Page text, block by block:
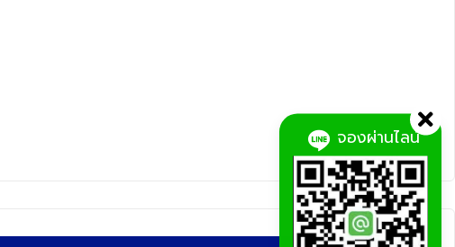
จองผ่านไลน์